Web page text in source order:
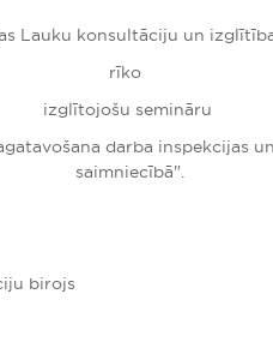
Lauku konsultāciju un
rīko
izglītojošu semināru
darba inspekcijas
saimniecībā".
birojs